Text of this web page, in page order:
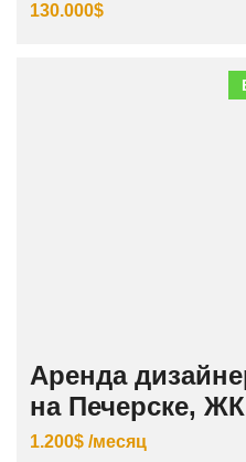
130.000$
Аренда
на Печерске,
1.200$ /месяц